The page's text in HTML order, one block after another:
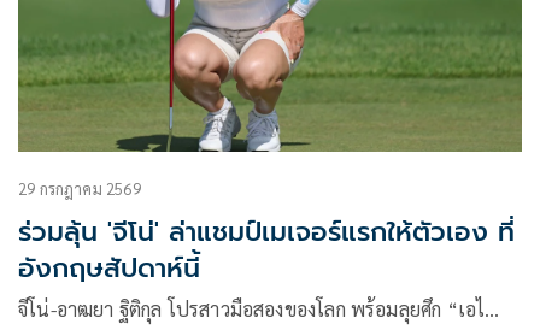
29 กรกฎาคม 2569
ร่วมลุ้น 'จีโน่' ล่าแชมป์เมเจอร์แรกให้ตัวเอง ที่
อังกฤษสัปดาห์นี้
จีโน่-อาฒยา ฐิติกุล โปรสาวมือสองของโลก พร้อมลุยศึก “เอไ…